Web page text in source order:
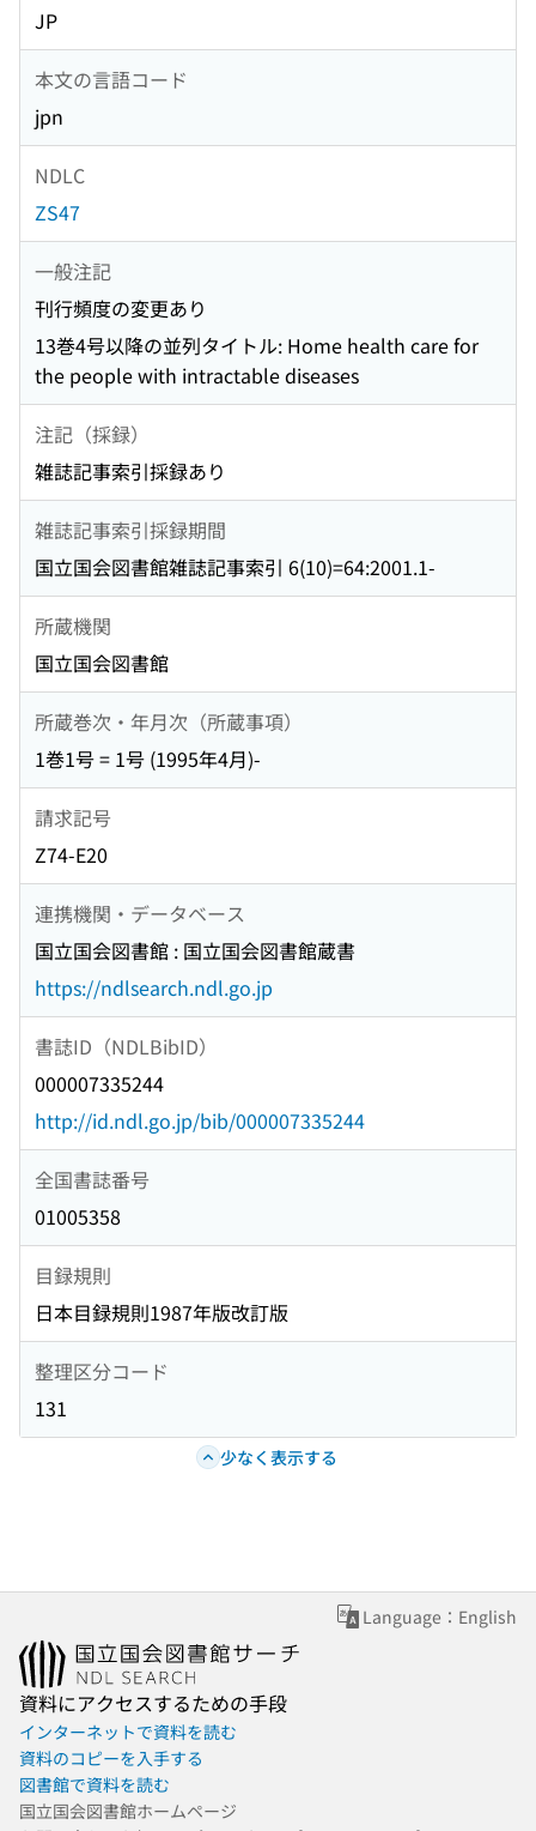
JP
本文の言語コード
jpn
NDLC
ZS47
一般注記
刊行頻度の変更あり
13巻4号以降の並列タイトル: Home health care for
the people with intractable diseases
注記（採録）
雑誌記事索引採録あり
雑誌記事索引採録期間
国立国会図書館雑誌記事索引 6(10)=64:2001.1-
所蔵機関
国立国会図書館
所蔵巻次・年月次（所蔵事項）
1巻1号 = 1号 (1995年4月)-
請求記号
Z74-E20
連携機関・データベース
国立国会図書館 : 国立国会図書館蔵書
https://ndlsearch.ndl.go.jp
書誌ID（NDLBibID）
000007335244
http://id.ndl.go.jp/bib/000007335244
全国書誌番号
01005358
目録規則
日本目録規則1987年版改訂版
整理区分コード
131
少なく表示する
Language：English
資料にアクセスするための手段
インターネットで資料を読む
資料のコピーを入手する
図書館で資料を読む
国立国会図書館ホームページ